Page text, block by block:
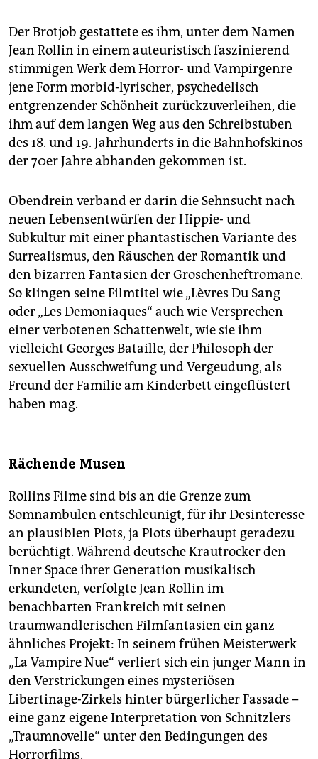
Der Brotjob gestattete es ihm, unter dem Namen
Jean Rollin in einem auteuristisch faszinierend
stimmigen Werk dem Horror- und Vampirgenre
jene Form morbid-lyrischer, psychedelisch
entgrenzender Schönheit zurückzuverleihen, die
ihm auf dem langen Weg aus den Schreibstuben
des 18. und 19. Jahrhunderts in die Bahnhofskinos
der 70er Jahre abhanden gekommen ist.
Obendrein verband er darin die Sehnsucht nach
neuen Lebensentwürfen der Hippie- und
Subkultur mit einer phantastischen Variante des
Surrealismus, den Räuschen der Romantik und
den bizarren Fantasien der Groschenheftromane.
So klingen seine Filmtitel wie „Lèvres Du Sang
oder „Les Demoniaques“ auch wie Versprechen
einer verbotenen Schattenwelt, wie sie ihm
vielleicht Georges Bataille, der Philosoph der
sexuellen Ausschweifung und Vergeudung, als
Freund der Familie am Kinderbett eingeflüstert
haben mag.
Rächende Musen
Rollins Filme sind bis an die Grenze zum
Somnambulen entschleunigt, für ihr Desinteresse
an plausiblen Plots, ja Plots überhaupt geradezu
berüchtigt. Während deutsche Krautrocker den
Inner Space ihrer Generation musikalisch
erkundeten, verfolgte Jean Rollin im
benachbarten Frankreich mit seinen
traumwandlerischen Filmfantasien ein ganz
ähnliches Projekt: In seinem frühen Meisterwerk
„La Vampire Nue“ verliert sich ein junger Mann in
den Verstrickungen eines mysteriösen
Libertinage-Zirkels hinter bürgerlicher Fassade –
eine ganz eigene Interpretation von Schnitzlers
„Traumnovelle“ unter den Bedingungen des
Horrorfilms.